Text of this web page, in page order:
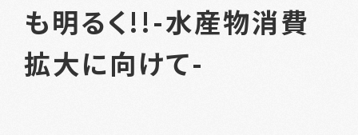
も明るく!!-水産物消費
拡大に向けて-